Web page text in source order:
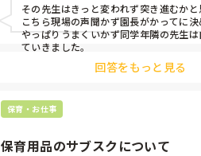
その先生はきっと変われず突き進むか
こちら現場の声聞かず園長がかってに
やっぱりうまくいかず同学年隣の先生
ていきました。
回答をもっと見る
保育・お仕事
保育用品のサブスクについて